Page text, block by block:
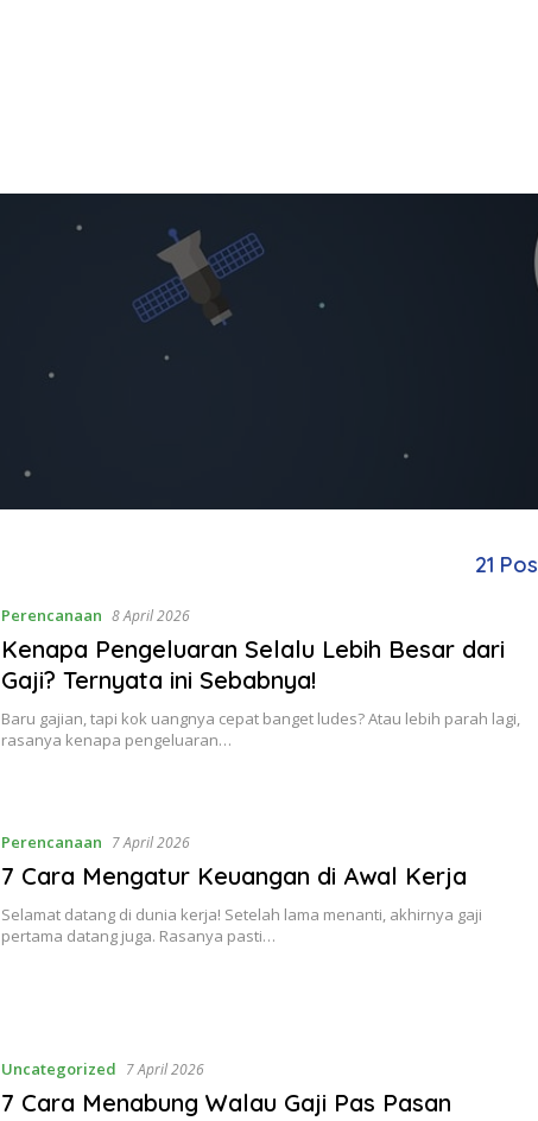
21 Pos
Perencanaan 8 April 2026
Kenapa Pengeluaran Selalu Lebih Besar dari
Gaji? Ternyata ini Sebabnya!
Baru gajian, tapi kok uangnya cepat banget ludes? Atau lebih parah lagi,
rasanya kenapa pengeluaran…
Perencanaan 7 April 2026
7 Cara Mengatur Keuangan di Awal Kerja
Selamat datang di dunia kerja! Setelah lama menanti, akhirnya gaji
pertama datang juga. Rasanya pasti…
Uncategorized 7 April 2026
7 Cara Menabung Walau Gaji Pas Pasan